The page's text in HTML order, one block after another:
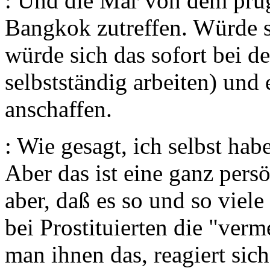
Bangkok zutreffen. Würde
würde sich das sofort bei
selbstständig arbeiten)
anschaffen.
: Wie gesagt, ich selbst
Aber das ist eine ganz
aber, daß es so und so
bei Prostituierten die
man ihnen das, reagiert